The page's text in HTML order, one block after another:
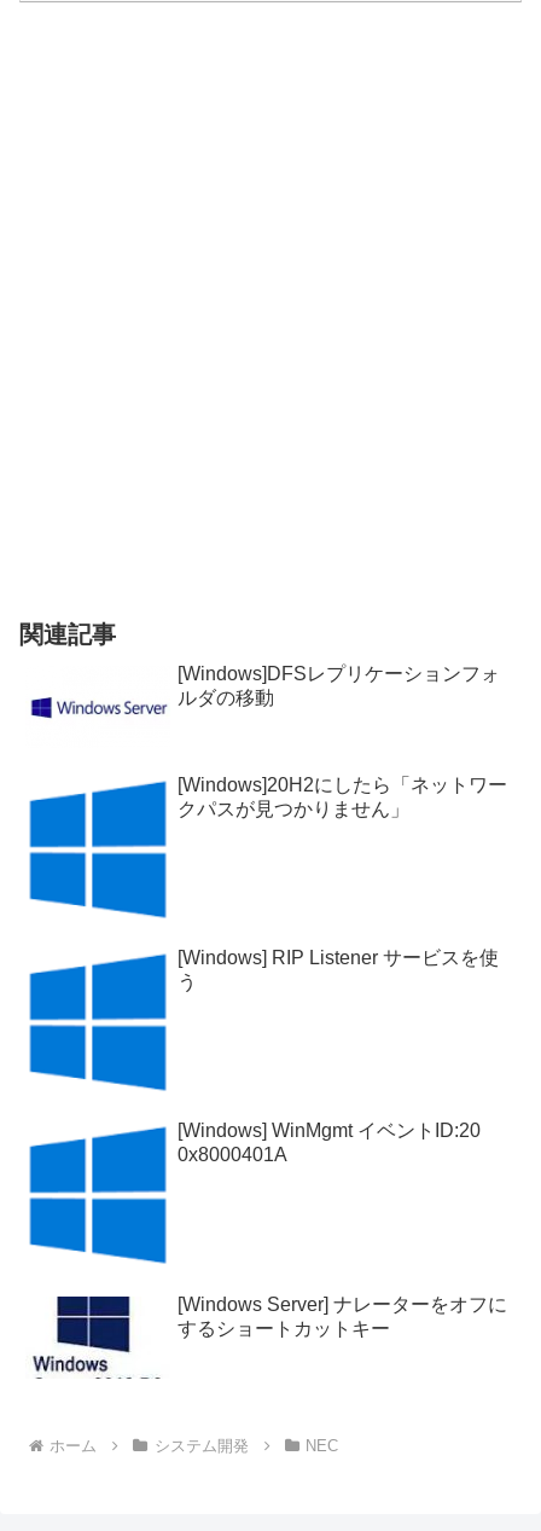
関連記事
[Windows]DFSレプリケーションフォ
ルダの移動
[Windows]20H2にしたら「ネットワー
クパスが見つかりません」
[Windows] RIP Listener サービスを使
う
[Windows] WinMgmt イベントID:20
0x8000401A
[Windows Server] ナレーターをオフに
するショートカットキー
ホーム システム開発 NEC